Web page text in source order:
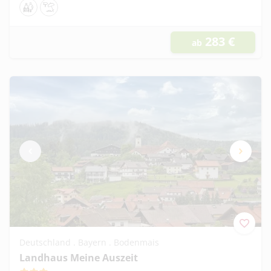
Geeignet für Familien
Strandnähe
ab 283 €
Deutschland . Bayern . Bodenmais
Landhaus Meine Auszeit